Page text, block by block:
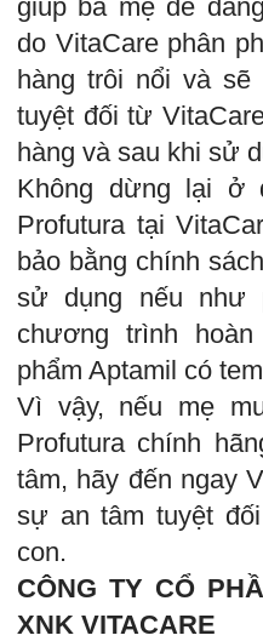
giúp ba mẹ dễ
do VitaCare phân
hàng trôi nổi và
tuyệt đối từ
hàng và sau khi sử
Không dừng lại ở
Profutura tại
bảo bằng chính
sử dụng nếu như
chương trình
phẩm Aptamil có
Vì vậy, nếu mẹ
Profutura chính
tâm, hãy đến ngay
sự an tâm tuyệt
con.
CÔNG TY CỔ
XNK VITACARE